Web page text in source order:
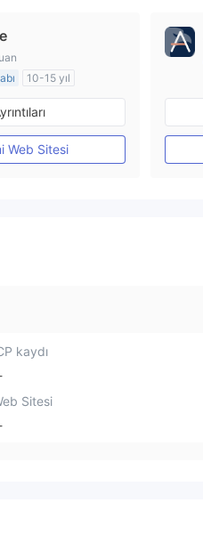
10-15 yıl
Düzenleyici Ülke/Bölge: Avustralya
(MM)
Lisans
Web Sitesi
kaydı
Sitesi